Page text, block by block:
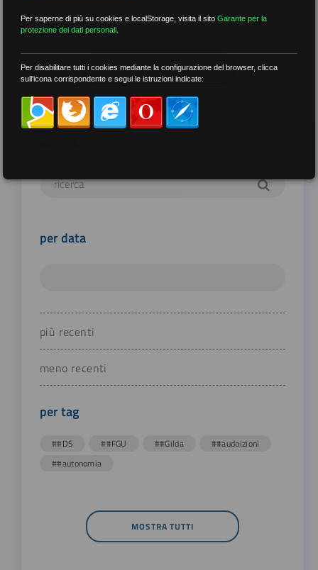
CARICA ALTRO
per data
più recenti
meno recenti
per tag
##DS ##FGU ##Gilda
##audoizioni
##autonomia
MOSTRA TUTTI
Per saperne di più su cookies e localStorage, visita il sitoGarante per la
protezione dei dati personali
Per disabilitare tutti i cookies mediante la configurazione del browser, clicca
sull'icona corrispondente e segui le istruzioni indicate: